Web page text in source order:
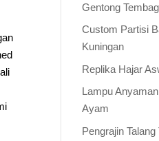
Gentong
Custom Partisi
Kuningan
Replika Hajar
Lampu
Ayam
Pengrajin Talang